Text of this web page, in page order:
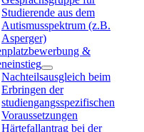
Studierende aus dem
Autismusspektrum (z.B.
Asperger)
&
Nachteilsausgleich beim
Erbringen der
studiengangsspezifischen
Voraussetzungen
Härtefallantrag bei der